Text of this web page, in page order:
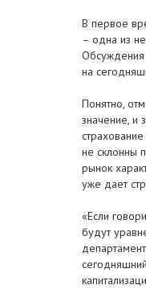
В первое
– одна из
Обсуждения
на
Понятно,
значение, и
не склонны
рынок
уже дает
«Если
будут